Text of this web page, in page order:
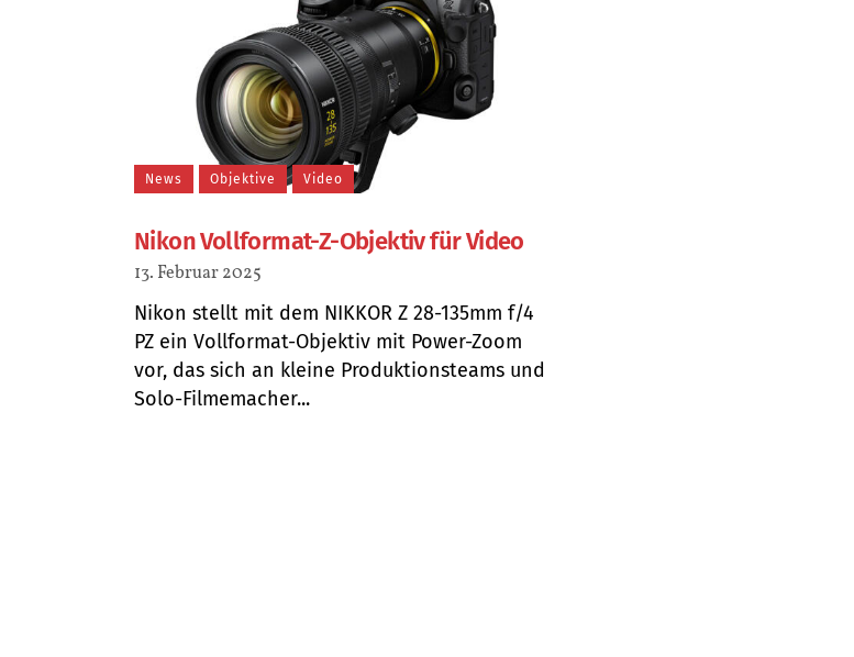
News Objektive Video
Nikon Vollformat-Z-Objektiv für Video
13. Februar 2025
Nikon stellt mit dem NIKKOR Z 28-135mm f/4
PZ ein Vollformat-Objektiv mit Power-Zoom
vor, das sich an kleine Produktionsteams und
Solo-Filmemacher...